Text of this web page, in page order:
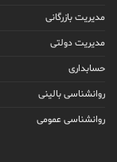
مدیریت بازرگانی
مدیریت دولتی
حسابداری
روانشناسی بالینی
روانشناسی عمومی